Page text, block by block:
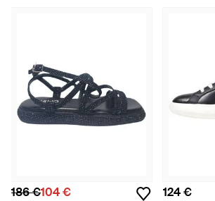
186 €104 € 124 €